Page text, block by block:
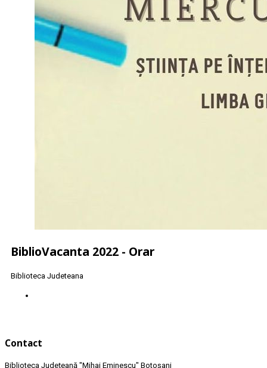
BiblioVacanta 2022 - Orar
Biblioteca Judeteana
Contact
Biblioteca Județeană "Mihai Eminescu" Botoșani